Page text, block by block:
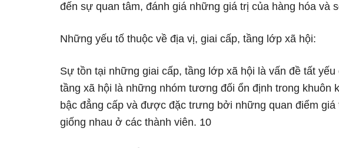
đến sự quan tâm, đánh giá những giá trị của hàng hóa và
Những yếu tố thuộc về địa vị, giai cấp, tầng lớp xã hội:
Sự tồn tại những giai cấp, tầng lớp xã hội là vấn đề tất
tầng xã hội là những nhóm tương đối ổn định trong khuôn
bậc đẳng cấp và được đặc trưng bởi những quan điểm
giống nhau ở các thành viên. 10